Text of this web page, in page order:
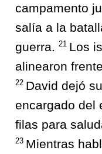
campamento
salía a la
guerra.
21 Los
alinearon
22 David dejó
encargado del
filas para
23 Mientras